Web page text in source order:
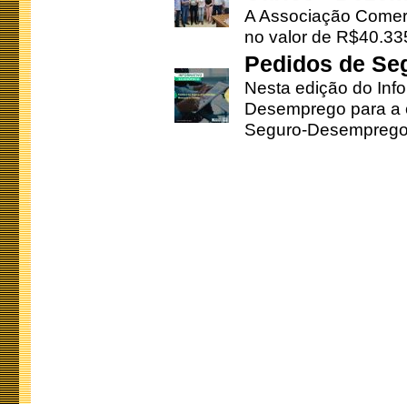
A Associação
no valor de
Pedidos de
Nesta edição do
Desemprego para
Seguro-